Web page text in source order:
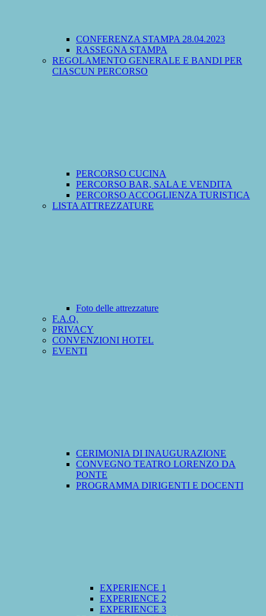
CONFERENZA STAMPA 28.04.2023
RASSEGNA STAMPA
REGOLAMENTO GENERALE E BANDI PER
CIASCUN PERCORSO
PERCORSO CUCINA
PERCORSO BAR, SALA E VENDITA
PERCORSO ACCOGLIENZA TURISTICA
LISTA ATTREZZATURE
Foto delle attrezzature
F.A.Q.
PRIVACY
CONVENZIONI HOTEL
EVENTI
CERIMONIA DI INAUGURAZIONE
CONVEGNO TEATRO LORENZO DA
PONTE
PROGRAMMA DIRIGENTI E DOCENTI
EXPERIENCE 1
EXPERIENCE 2
EXPERIENCE 3